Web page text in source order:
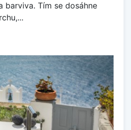
barviva. Tím se dosáhne